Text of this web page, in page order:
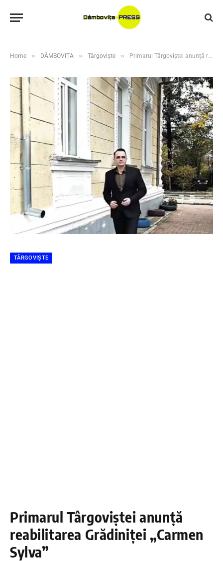
Home » DÂMBOVIȚA » Târgoviște » Primarul Târgoviștei anunță reabilitarea Grădiniței „Carmen Sylva”
TÂRGOVIȘTE
Primarul Târgoviștei anunță
reabilitarea Grădiniței „Carmen
Sylva”